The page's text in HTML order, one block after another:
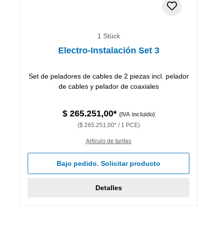
1 Stück
Electro-Instalación Set 3
Set de peladores de cables de 2 piezas incl. pelador
de cables y pelador de coaxiales
$ 265.251,00* (IVA incluido)
($ 265.251,00* / 1 PCE)
Artículo de tarifas
Bajo pedido. Solicitar producto
Detalles